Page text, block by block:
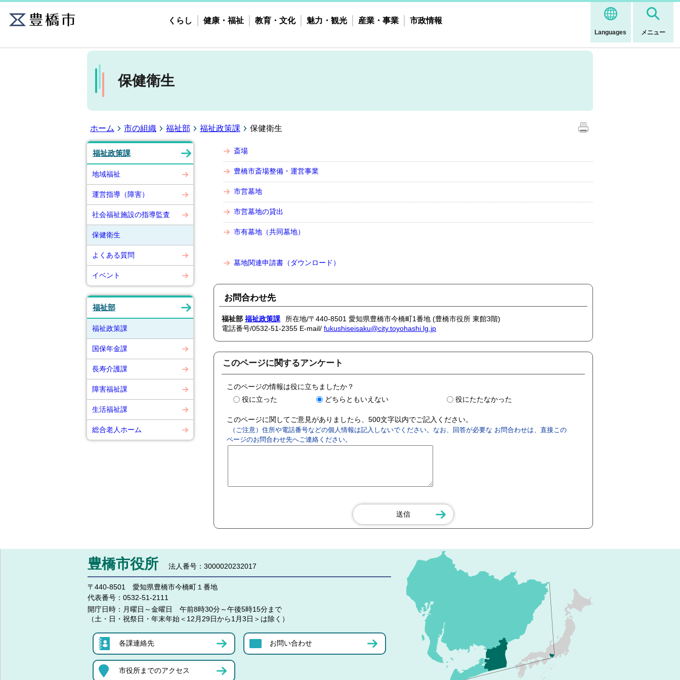
Languages メニュー
くらし 健康・福祉 教育・文化 魅力・観光 産業・事業 市政情報
保健衛生
ホーム 市の組織 福祉部 福祉政策課 保健衛生
福祉政策課
地域福祉
運営指導（障害）
社会福祉施設の指導監査
保健衛生
よくある質問
イベント
福祉部
福祉政策課
国保年金課
長寿介護課
障害福祉課
生活福祉課
総合老人ホーム
斎場
豊橋市斎場整備・運営事業
市営墓地
市営墓地の貸出
市有墓地（共同墓地）
墓地関連申請書（ダウンロード）
お問合わせ先
福祉部 福祉政策課
所在地/〒440-8501 愛知県豊橋市今橋町1番地 (豊橋市役所 東館3階)
電話番号/0532-51-2355 E-mail/ fukushiseisaku@city.toyohashi.lg.jp
このページに関するアンケート
このページの情報は役に立ちましたか？
役に立った
どちらともいえない 役にたたなかった
このページに関してご意見がありましたら、500文字以内でご記入ください。
（ご注意）住所や電話番号などの個人情報は記入しないでください。なお、回答が必要な お問合わせは、直接この
ページのお問合わせ先へご連絡ください。
豊橋市役所 法人番号：3000020232017
〒440-8501 愛知県豊橋市今橋町１番地
代表番号： 0532-51-2111
開庁日時： 月曜日～金曜日 午前8時30分～午後5時15分まで
（土・日・祝祭日・年末年始＜12月29日から1月3日＞は除く）
各課連絡先 お問い合わせ
市役所までのアクセス